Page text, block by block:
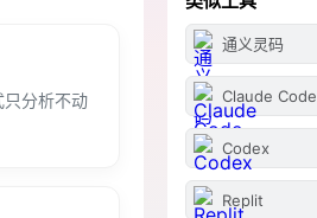
分析不动
通义灵码
Claude Code
Codex
Replit